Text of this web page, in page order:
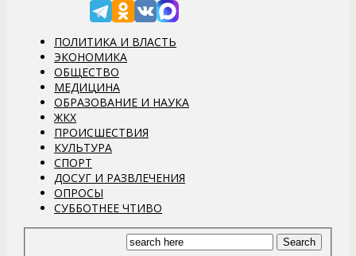
ПОЛИТИКА И ВЛАСТЬ
ЭКОНОМИКА
ОБЩЕСТВО
МЕДИЦИНА
ОБРАЗОВАНИЕ И НАУКА
ЖКХ
ПРОИСШЕСТВИЯ
КУЛЬТУРА
СПОРТ
ДОСУГ И РАЗВЛЕЧЕНИЯ
ОПРОСЫ
СУББОТНЕЕ ЧТИВО